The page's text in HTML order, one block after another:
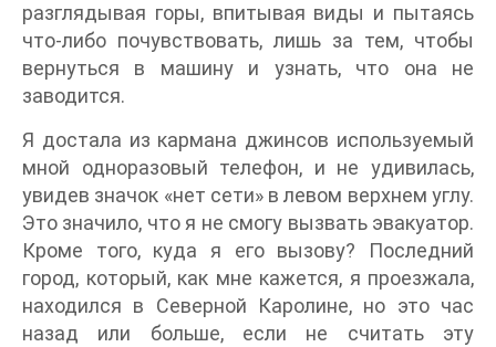
разглядывая горы, впитывая виды и пытаясь
что-либо почувствовать, лишь за тем, чтобы
вернуться в машину и узнать, что она не
заводится.
Я достала из кармана джинсов используемый
мной одноразовый телефон, и не удивилась,
увидев значок «нет сети» в левом верхнем углу.
Это значило, что я не смогу вызвать эвакуатор.
Кроме того, куда я его вызову? Последний
город, который, как мне кажется, я проезжала,
находился в Северной Каролине, но это час
назад или больше, если не считать эту